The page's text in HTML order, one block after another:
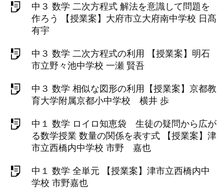
中３ 数学 二次方程式 解法を意識して問題を
作ろう 【授業案】大府市立大府南中学校 日髙
有宇
中３ 数学 二次方程式の利用 【授業案】明石
市立野々池中学校 一瀬 賢吾
中３ 数学 相似な図形の利用【授業案】京都教
育大学附属京都小中学校 横井 歩
中１ 数学 ロイロ知恵袋 生徒の疑問から広が
る数学授業 数量の関係を表す式 【授業案】津
市立西橋内中学校 市野 嘉也
中１ 数学 全単元 【授業案】津市立西橋内中
学校 市野嘉也